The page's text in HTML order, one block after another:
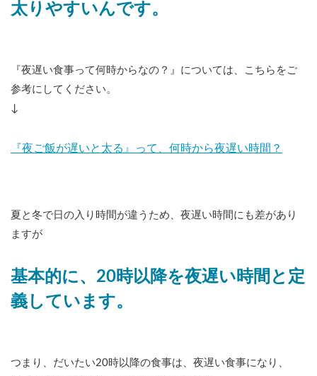
太りやすいんです。
『夜遅い食事って何時からなの？』については、こちらをご
参考にしてください。
↓
『夜ご飯が遅いと太る』って、何時から夜遅い時間？
夏と冬で日の入り時間が違うため、夜遅い時間にも差があり
ますが
基本的に、20時以降を夜遅い時間と定
義しています。
つまり、だいたい20時以降の食事は、夜遅い食事になり、